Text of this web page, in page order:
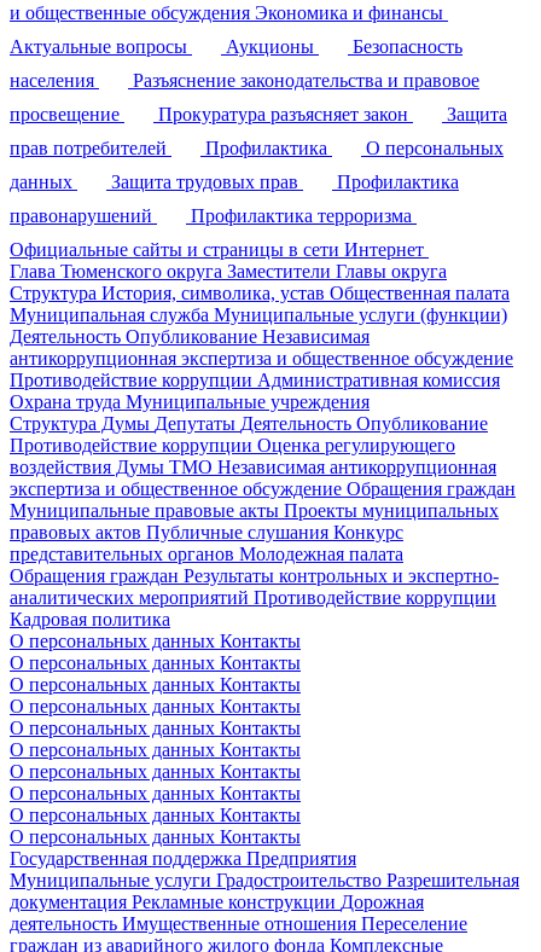
и общественные обсуждения Экономика и финансы
Актуальные вопросы
Аукционы
Безопасность
населения
Разъяснение законодательства и правовое
просвещение
Прокуратура разъясняет закон
Защита
прав потребителей
Профилактика
О персональных
данных
Защита трудовых прав
Профилактика
правонарушений
Профилактика терроризма
Официальные сайты и страницы в сети Интернет
Глава Тюменского округа Заместители Главы округа
Структура История, символика, устав Общественная палата
Муниципальная служба Муниципальные услуги (функции)
Деятельность Опубликование Независимая
антикоррупционная экспертиза и общественное обсуждение
Противодействие коррупции Административная комиссия
Охрана труда Муниципальные учреждения
Структура Думы Депутаты Деятельность Опубликование
Противодействие коррупции Оценка регулирующего
воздействия Думы ТМО Независимая антикоррупционная
экспертиза и общественное обсуждение Обращения граждан
Муниципальные правовые акты Проекты муниципальных
правовых актов Публичные слушания Конкурс
представительных органов Молодежная палата
Обращения граждан Результаты контрольных и экспертно-
аналитических мероприятий Противодействие коррупции
Кадровая политика
О персональных данных Контакты
О персональных данных Контакты
О персональных данных Контакты
О персональных данных Контакты
О персональных данных Контакты
О персональных данных Контакты
О персональных данных Контакты
О персональных данных Контакты
О персональных данных Контакты
О персональных данных Контакты
Государственная поддержка Предприятия
Муниципальные услуги Градостроительство Разрешительная
документация Рекламные конструкции Дорожная
деятельность Имущественные отношения Переселение
граждан из аварийного жилого фонда Комплексные